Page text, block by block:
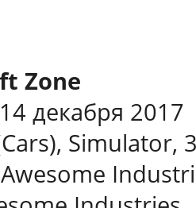
Zone
декабря 2017
Simulator,